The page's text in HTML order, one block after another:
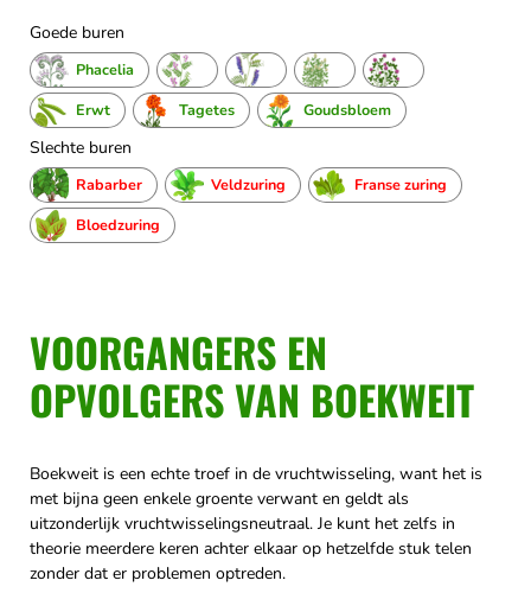
Goede buren
Phacelia
Erwt
Tagetes Goudsbloem
Slechte buren
Rabarber Veldzuring
Franse zuring
Bloedzuring
VOORGANGERS EN
OPVOLGERS VAN BOEKWEIT
Boekweit is een echte troef in de vruchtwisseling, want het is
met bijna geen enkele groente verwant en geldt als
uitzonderlijk vruchtwisselingsneutraal. Je kunt het zelfs in
theorie meerdere keren achter elkaar op hetzelfde stuk telen
zonder dat er problemen optreden.